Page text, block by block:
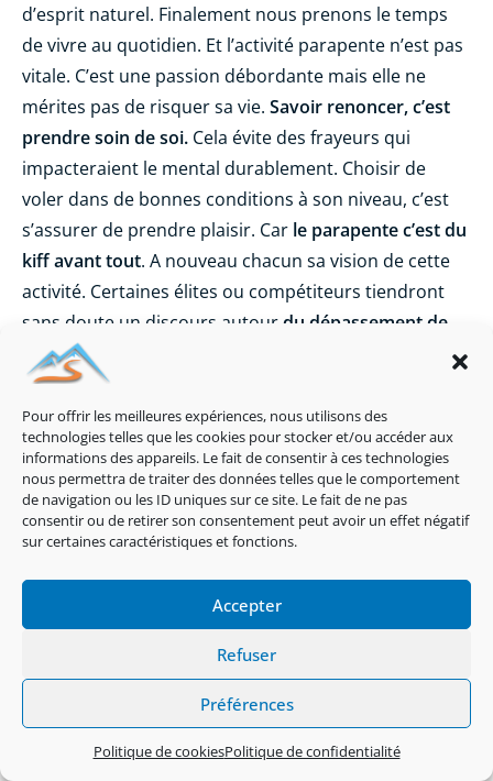
Pour offrir les meilleures expériences, nous utilisons des
technologies telles que les cookies pour stocker et/ou accéder aux
informations des appareils. Le fait de consentir à ces technologies
nous permettra de traiter des données telles que le comportement
de navigation ou les ID uniques sur ce site. Le fait de ne pas
consentir ou de retirer son consentement peut avoir un effet négatif
sur certaines caractéristiques et fonctions.
Accepter
Refuser
Préférences
Politique de cookiesPolitique de confidentialité
d’esprit naturel. Finalement nous prenons le temps
de vivre au quotidien. Et l’activité parapente n’est pas
vitale. C’est une passion débordante mais elle ne
mérites pas de risquer sa vie. Savoir renoncer, c’est
prendre soin de soi. Cela évite des frayeurs qui
impacteraient le mental durablement. Choisir de
voler dans de bonnes conditions à son niveau, c’est
s’assurer de prendre plaisir. Car le parapente c’est du
kiff avant tout. A nouveau chacun sa vision de cette
activité. Certaines élites ou compétiteurs tiendront
sans doute un discours autourdu dépassement de
soi. Mais où mettent-ils la gestion des risques en
parapente ? Certainement pas au même niveau que
vous et moi. Alors vous n’avez certainement pas
autant de liberté que nous pour choisir vos moments
de vol.Mais n’oubliez pas, le parapente ce n’est pas
vital. C’est juste une passion incroyable qui doit
procurer du plaisir. Pratiquez le parapente à votre